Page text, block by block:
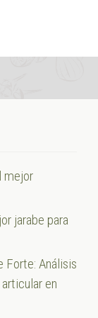
mejor
jarabe para
Forte: Análisis
en